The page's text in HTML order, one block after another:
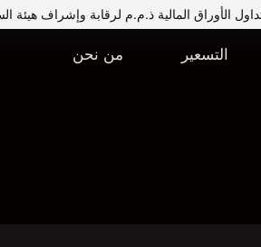
التسعير من نحن